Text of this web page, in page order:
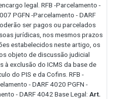
legal. RFB -Parcelamento -
PGFN -Parcelamento - DARF
ser pagos ou parcelados
jurídicas, nos mesmos prazos
estabelecidos neste artigo, os
objeto de discussão judicial
à exclusão do ICMS da base de
do PIS e da Cofins. RFB -
- DARF 4020 PGFN -
- DARF 4042 Base Legal: Art.